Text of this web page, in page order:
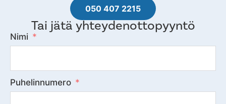
050 407 2215
Tai jätä yhteydenottopyyntö
Nimi
Puhelinnumero